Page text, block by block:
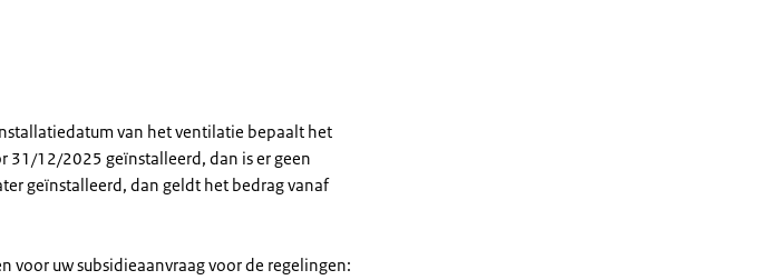
van het ventilatie bepaalt het
31/12/2025 geïnstalleerd, dan is er geen
geïnstalleerd, dan geldt het bedrag vanaf
voor uw subsidieaanvraag voor de regelingen: